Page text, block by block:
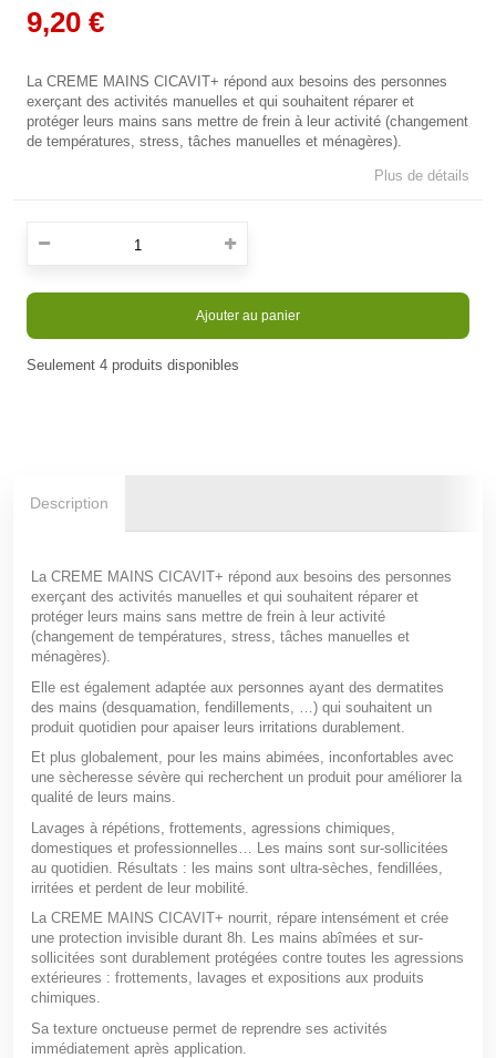
9,20 €
La CREME MAINS CICAVIT+ répond aux besoins des personnes
exerçant des activités manuelles et qui souhaitent réparer et
protéger leurs mains sans mettre de frein à leur activité (changement
de températures, stress, tâches manuelles et ménagères).
Plus de détails
Ajouter au panier
Seulement 4 produits disponibles
Description
La CREME MAINS CICAVIT+ répond aux besoins des personnes
exerçant des activités manuelles et qui souhaitent réparer et
protéger leurs mains sans mettre de frein à leur activité
(changement de températures, stress, tâches manuelles et
ménagères).
Elle est également adaptée aux personnes ayant des dermatites
des mains (desquamation, fendillements, …) qui souhaitent un
produit quotidien pour apaiser leurs irritations durablement.
Et plus globalement, pour les mains abimées, inconfortables avec
une sècheresse sévère qui recherchent un produit pour améliorer la
qualité de leurs mains.
Lavages à répétions, frottements, agressions chimiques,
domestiques et professionnelles… Les mains sont sur-sollicitées
au quotidien. Résultats : les mains sont ultra-sèches, fendillées,
irritées et perdent de leur mobilité.
La CREME MAINS CICAVIT+ nourrit, répare intensément et crée
une protection invisible durant 8h. Les mains abîmées et sur-
sollicitées sont durablement protégées contre toutes les agressions
extérieures : frottements, lavages et expositions aux produits
chimiques.
Sa texture onctueuse permet de reprendre ses activités
immédiatement après application.